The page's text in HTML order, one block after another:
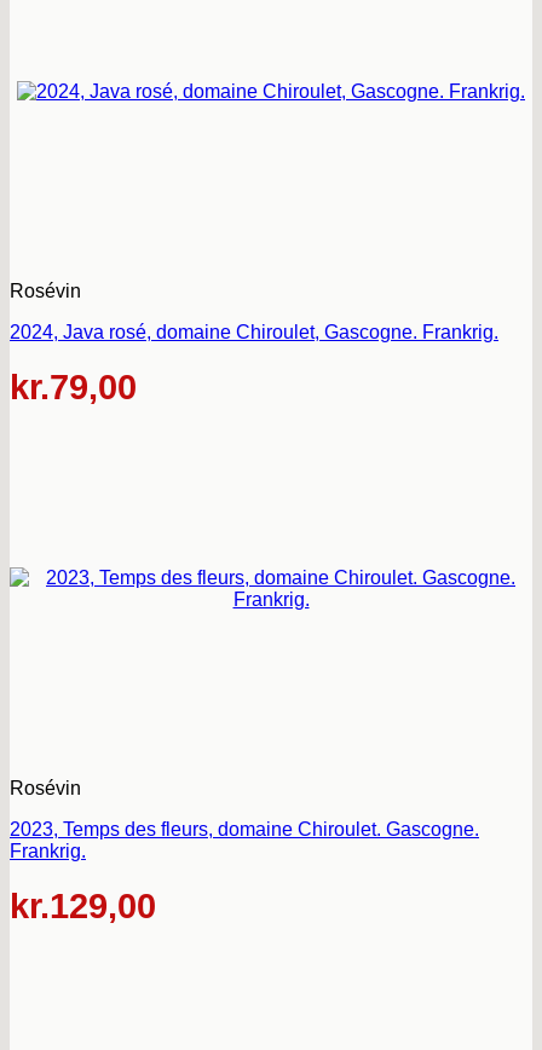
Rosévin
2024, Java rosé, domaine Chiroulet, Gascogne. Frankrig.
kr.79,00
Rosévin
2023, Temps des fleurs, domaine Chiroulet. Gascogne.
Frankrig.
kr.129,00